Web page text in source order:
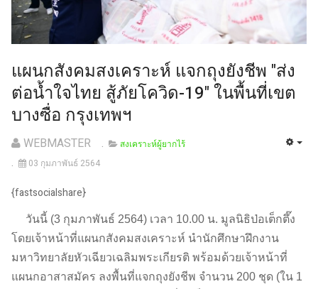
แผนกสังคมสงเคราะห์ แจกถุงยังชีพ "ส่ง
ต่อน้ำใจไทย สู้ภัยโควิด-19" ในพื้นที่เขต
บางซื่อ กรุงเทพฯ
WEBMASTER
สงเคราะห์ผู้ยากไร้
03 กุมภาพันธ์ 2564
{fastsocialshare}
วันนี้ (3 กุมภาพันธ์ 2564) เวลา 10.00 น. มูลนิธิป่อเต็กตึ๊ง
โดยเจ้าหน้าที่แผนกสังคมสงเคราะห์ นำนักศึกษาฝึกงาน
มหาวิทยาลัยหัวเฉียวเฉลิมพระเกียรติ พร้อมด้วยเจ้าหน้าที่
แผนกอาสาสมัคร ลงพื้นที่แจกถุงยังชีพ จำนวน 200 ชุด (ใน 1